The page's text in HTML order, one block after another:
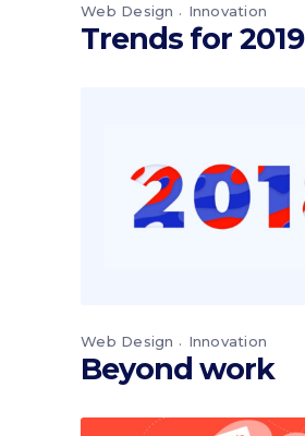
Web Design Innovation
Trends for 2019
Web Design Innovation
Beyond work